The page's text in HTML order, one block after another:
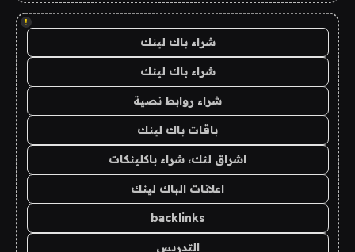
!
شراء باك لينك
شراء باك لينك
شراء روابط نصية
باقات باك لينك
اشراق لنك، شراء باكلينكات
اعلانات الباك لينك
backlinks
التدريس